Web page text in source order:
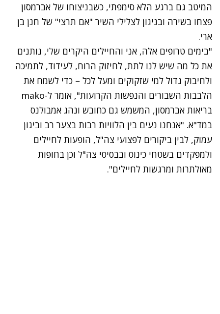
המיטב גם ברגע הלא סימפתי, כשבניצוחו של אברמסון
פצחו בשירה ובניגון לצלילי השיר "אם תרצי" של חנן בן
ארי.
"בימים טרופים אלה, אני והחיילים היקרים שלי, נותנים
את כל מה שיש לנו לתת, לחיזוק הרוח, לעידוד, לתמיכה
ולחיבוק גדול למי שזקוקים ומעל לכל – כדי לשמח את
הלבבות השבורים והנפשות הקרועות", אומר ל-mako
בריאות אברמסון, המשמש גם כחובש ונהג אמבולנס
במד"א. "אנחנו נעים בין הלוויות רבות בצער רב וביגון
עמוק, לבין ביקורים לפצועי צה"ל, הופעות לחיילים
ולמפקדים בשטחי כינוס ובבסיסי צה"ל וכן בחופות
מאולתרות ומרגשות לחיילים".